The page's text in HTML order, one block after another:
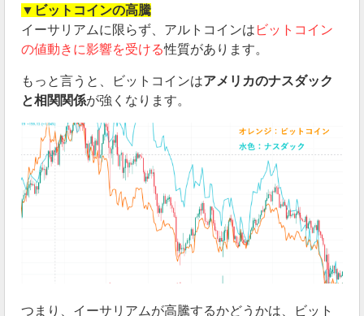
▼ビットコインの高騰
イーサリアムに限らず、アルトコインは ビットコイン
の値動きに影響を受ける性質があります。
もっと言うと、ビットコインはアメリカのナスダック
と相関関係が強くなります。
つまり、イーサリアムが高騰するかどうかは、ビット